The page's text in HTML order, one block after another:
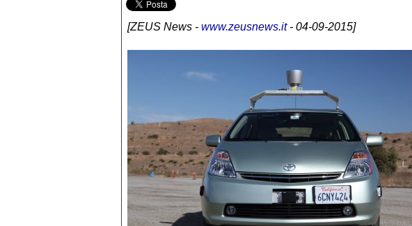
[ZEUS News- www.zeusnews.it- 04-09-2015]